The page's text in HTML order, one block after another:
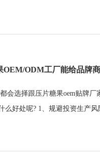
OEM/ODM工厂能给品牌
会选择跟压片糖果oem贴牌
么好处呢? 1、规避投资生产风